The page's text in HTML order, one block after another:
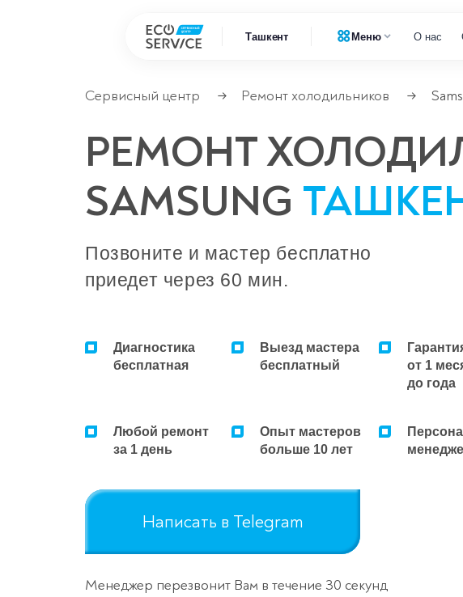
Ташкент Меню О нас
Ремонт климатической техники
Ремонт компьютерной техники
Ремонт офисной техники
Сервисные центры
Ремонт микроволновок
Ремонт парогенераторов
Сервисный центр → Ремонт холодильников →
РЕМОНТ
SAMSUNG
Позвоните и мастер бесплатно
приедет через 60 мин.
Диагностика
бесплатная
Выезд мастера
бесплатный
от 1
до года
Любой ремонт
за 1 день
Опыт мастеров
больше 10 лет
Написать в Telegram
Менеджер перезвонит Вам в течение 30 секунд